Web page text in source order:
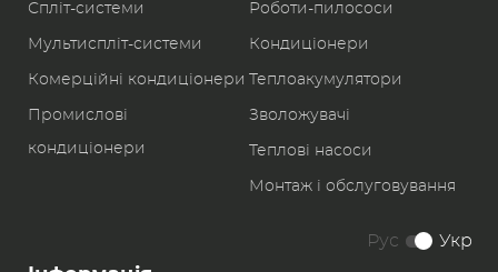
Спліт-системи
Мультиспліт-системи
Комерційні кондиціонери
Промислові
кондиціонери
Роботи-пилоcоси
Кондиціонери
Теплоакумулятори
Зволожувачі
Теплові насоси
Монтаж і обслуговування
Рус Укр